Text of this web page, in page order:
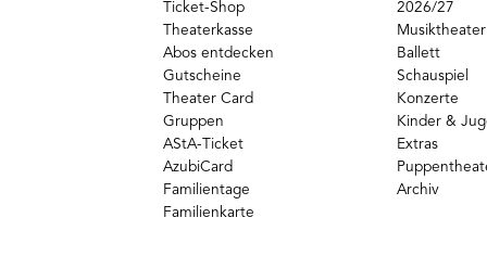
Ticket-Shop
Theaterkasse
Abos entdecken
Gutscheine
Theater Card
Gruppen
AStA-Ticket
AzubiCard
Familientage
Familienkarte
2026/27
Musiktheater
Ballett
Schauspiel
Konzerte
Kinder &
Extras
Archiv